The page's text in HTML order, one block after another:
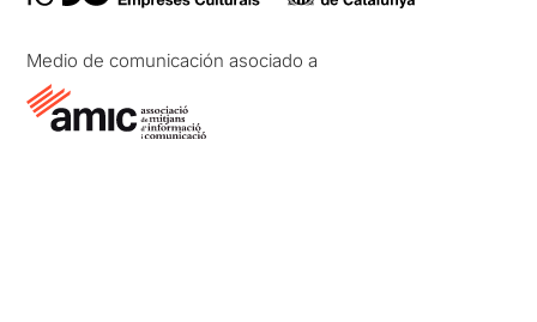
Medio de comunicación asociado a